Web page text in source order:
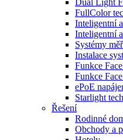
Dual Light
FullColor
Inteligentní
Inteligentní
Systémy
Instalace
Funkce
Funkce
ePoE
Starlight
Řešení
Rodinné
Obchody a